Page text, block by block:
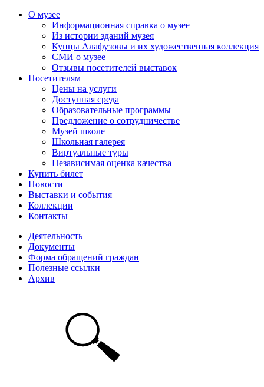
О музее
Информационная справка о музее
Из истории зданий музея
Купцы Алафузовы и их художественная коллекция
СМИ о музее
Отзывы посетителей выставок
Посетителям
Цены на услуги
Доступная среда
Образовательные программы
Предложение о сотрудничестве
Музей школе
Школьная галерея
Виртуальные туры
Независимая оценка качества
Купить билет
Новости
Выставки и события
Коллекции
Контакты
Деятельность
Документы
Форма обращений граждан
Полезные ссылки
Архив